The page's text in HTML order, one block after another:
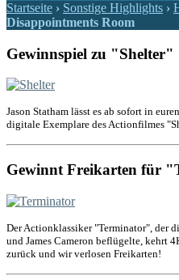
Startseite › Sonstige Highlights ›
Disappointments Room
Gewinnspiel zu "Shelter"
Jason Statham lässt es ab sofort in
digitale Exemplare des Actionfilmes
Gewinnt Freikarten für
Der Actionklassiker "Terminator", der
und James Cameron beflügelte, kehrt
zurück und wir verlosen Freikarten!